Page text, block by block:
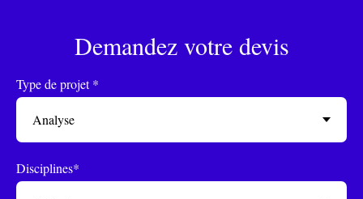
Demandez votre devis
Type de projet *
Disciplines*